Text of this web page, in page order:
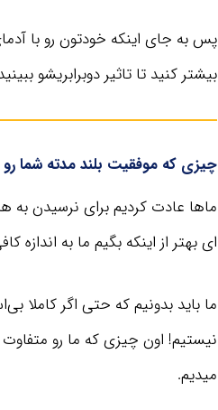
پس به جای اینکه خودتون رو با
بیشتر کنید تا تاثیر دوبرابریشو
چیزی که موفقیت بلند مدته
ماها عادت کردیم برای نرسیدن به
ای بهتر از اینکه بگیم ما به اندازه
ما باید بدونیم که حتی اگر کاملا
نیستیم! اون چیزی که ما رو متفاوت
میدیم.